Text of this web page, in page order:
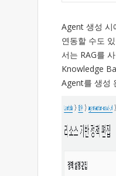
Agent 생성
연동할 수도
서는 RAG를
Knowledge
Agent를 생성